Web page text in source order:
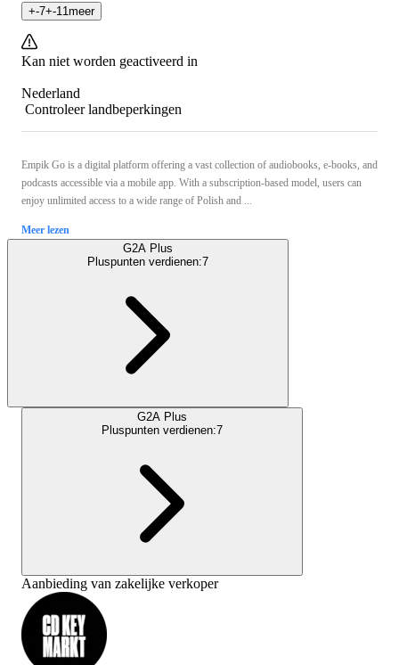
+-7+-11 meer
Kan niet worden geactiveerd in
Nederland
Controleer landbeperkingen
Empik Go is a digital platform offering a vast collection of audiobooks, e-books, and
podcasts accessible via a mobile app. With a subscription-based model, users can
enjoy unlimited access to a wide range of Polish and ...
Meer lezen
G2A Plus
Pluspunten verdienen:7
G2A Plus
Pluspunten verdienen:7
Aanbieding van zakelijke verkoper